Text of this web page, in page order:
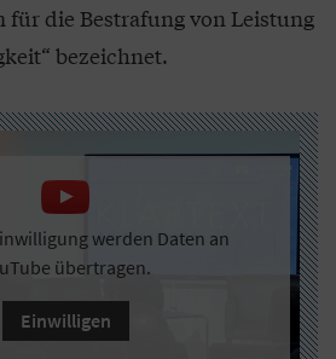
für die Bestrafung von Leistung
bezeichnet.
werden Daten an
übertragen.
Einwilligen